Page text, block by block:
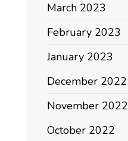
March 2023
February 2023
January 2023
December 2022
November 2022
October 2022